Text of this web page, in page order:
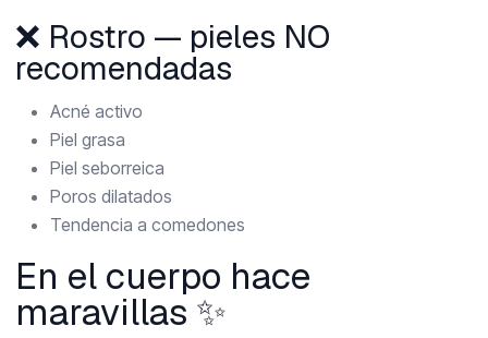
❌ Rostro — pieles NO
recomendadas
Acné activo
Piel grasa
Piel seborreica
Poros dilatados
Tendencia a comedones
En el cuerpo hace
maravillas ✨